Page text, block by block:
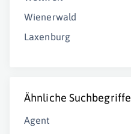
Wienerwald
Laxenburg
Ähnliche Suchbegriffe
Agent